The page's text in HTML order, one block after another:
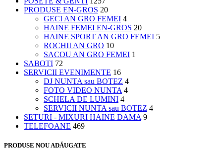
PRODUSE EN-GROS 20
GECI AN GRO FEMEI 4
HAINE FEMEI EN-GROS 20
HAINE SPORT AN GRO FEMEI 5
ROCHII AN GRO 10
SACOU AN GRO FEMEI 1
SABOTI 72
SERVICII EVENIMENTE 16
DJ NUNTA sau BOTEZ 4
FOTO VIDEO NUNTA 4
SCHELA DE LUMINI 4
SERVICII NUNTA sau BOTEZ 4
SETURI - MIXURI HAINE DAMA 9
TELEFOANE 469
PRODUSE NOU ADĂUGATE